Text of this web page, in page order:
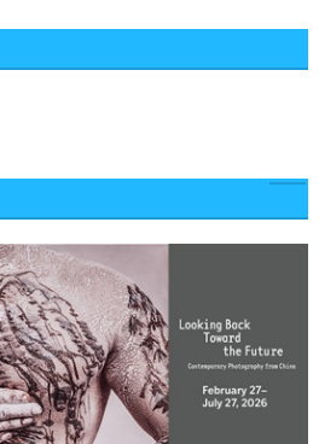
Omicron
變
種
病
毒
病
例〉
中